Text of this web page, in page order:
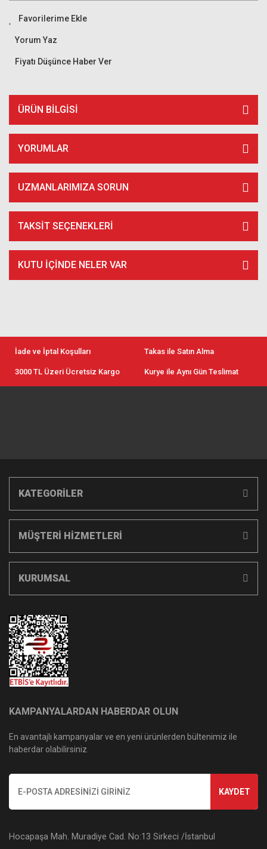
Yorum Yaz
Fiyatı Düşünce Haber Ver
ÜRÜN BILGISI
YORUMLAR
UZMANLARIMIZA SORUN
TAKSIT SEÇENEKLERI
KUTU İÇİNDE NELER VAR
İade ve İptal Koşulları Takas ile Satın Alma
3000 TL Üzeri Ücretsiz Kargo Kurye ile Aynı Gün Teslimat
KATEGORİLER
MÜŞTERİ HİZMETLERİ
KURUMSAL
KAMPANYALARDAN HABERDAR OLUN
En avantajlı kampanyalar ve en yeni ürünlerden bültenimiz ile
haberdar olabilirsiniz.
KAYDET
Hocapaşa Mah. Muradiye Cad. No:13 Sirkeci /İstanbul